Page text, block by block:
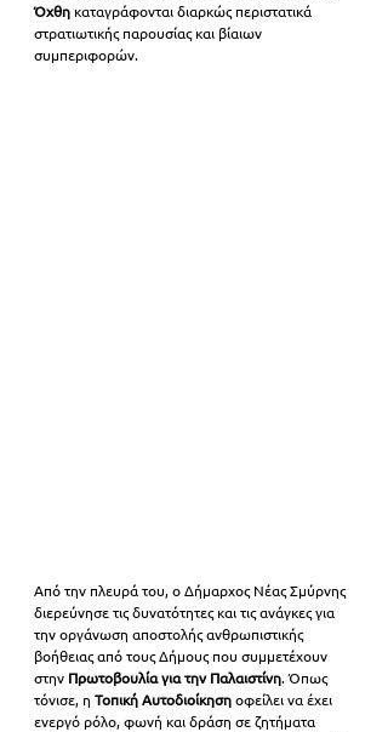
Όχθη καταγράφονται διαρκώς περιστατικά
στρατιωτικής παρουσίας και βίαιων
συμπεριφορών.
Από την πλευρά του, ο Δήμαρχος Νέας Σμύρνης
διερεύνησε τις δυνατότητες και τις ανάγκες για
την οργάνωση αποστολής ανθρωπιστικής
βοήθειας από τους Δήμους που συμμετέχουν
στην Πρωτοβουλία για την Παλαιστίνη. Όπως
τόνισε, η Τοπική Αυτοδιοίκηση οφείλει να έχει
ενεργό ρόλο, φωνή και δράση σε ζητήματα